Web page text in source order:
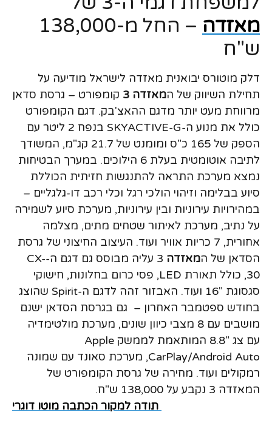
מאזדה
– החל מ-138,000
ש"ח
דלק מוטורס יבואנית מאזדה לישראל מודיעה על
תחילת השיווק של המאזדה 3
קומפורט – גרסת סדאן
מרווחת מעט יותר מדגם ההאצ'בק. דגם הקומפורט
כולל את מנוע ה-SKYACTIVE-G בנפח 2 ליטר עם
הספק של 165 כ"ס ומומנט של 21.7 קג"מ, המשודך
לתיבה אוטומטית בעלת 6 הילוכים. במערך הבטיחות
נמצא מערכת התראה להתנגשות חזיתית הכוללת
סיוע בבלימה וזיהוי הולכי רגל וכלי רכב דו-גלגליים –
במהירויות עירוניות ובין עירוניות, מערכת סיוע לשמירה
על נתיב, מערכת לאיתור שטחים מתים, מצלמה
אחורית, 7 כריות אוויר ועוד. העיצוב החיצוני של גרסת
הסדאן של המאזדה
3 עליה מבוסס גם דגם ה-CX-
30, כולל תאורת LED, פסי כרום בחלונות, חישוקי
סגסוגת "16 ועוד. האבזור זהה לדגם ה-Spirit שהוצג
בחודש ספטמבר האחרון – גם בגרסת הסדאן ישנם
מושבים עם 8 מצבי כיוון שונים, מערכת מולטימדיה
עם צג "8.8 המותאמת לממשק Apple
CarPlay/Android Auto, מערכת סאונד עם שמונה
רמקולים ועוד. מחירה של גרסת הקומפורט של
המאזדה 3 נקבע על 138,000 ש"ח.
תודה למקור הכתבה מוטו דוגרי